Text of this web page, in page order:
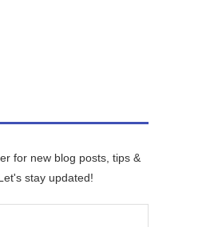
for new blog posts, tips &
stay updated!